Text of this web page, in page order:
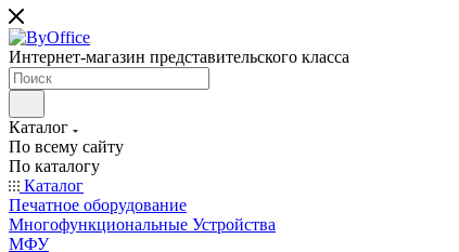
Интернет-магазин представительского класса
Каталог
По всему сайту
По каталогу
Каталог
Печатное оборудование
Многофункциональные Устройства
МФУ